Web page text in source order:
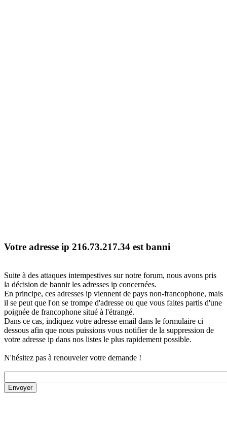
Votre adresse ip 216.73.217.34 est banni
Suite à des attaques intempestives sur notre forum, nous avons pris
la décision de bannir les adresses ip concernées.
En principe, ces adresses ip viennent de pays non-francophone, mais
il se peut que l'on se trompe d'adresse ou que vous faites partis d'une
poignée de francophone situé à l'étrangé.
Dans ce cas, indiquez votre adresse email dans le formulaire ci
dessous afin que nous puissions vous notifier de la suppression de
votre adresse ip dans nos listes le plus rapidement possible.
N'hésitez pas à renouveler votre demande !